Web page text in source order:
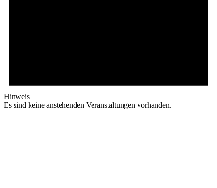
Hinweis
Es sind keine anstehenden Veranstaltungen vorhanden.